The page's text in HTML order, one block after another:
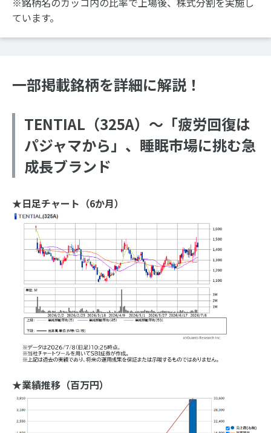
ています。
一部掲載銘柄を詳細に解説！
TENTIAL（325A）～「疲労回復は
パジャマから」、睡眠市場に挑む急
成長ブランド
★日足チャート（6か月）
★業績推移（百万円）